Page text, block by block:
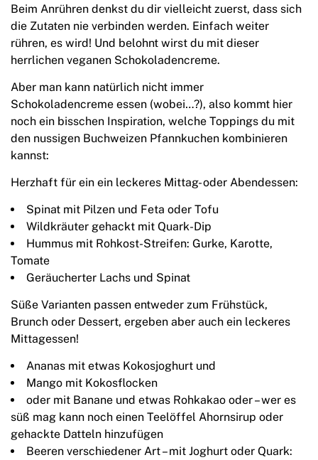
Beim Anrühren denkst du dir vielleicht zuerst, dass sich
die Zutaten nie verbinden werden. Einfach weiter
rühren, es wird! Und belohnt wirst du mit dieser
herrlichen veganen Schokoladencreme.
Aber man kann natürlich nicht immer
Schokoladencreme essen (wobei…?), also kommt hier
noch ein bisschen Inspiration, welche Toppings du mit
den nussigen Buchweizen Pfannkuchen kombinieren
kannst:
Herzhaft für ein ein leckeres Mittag- oder Abendessen:
Spinat mit Pilzen und Feta oder Tofu
Wildkräuter gehackt mit Quark-Dip
Hummus mit Rohkost-Streifen: Gurke, Karotte,
Tomate
Geräucherter Lachs und Spinat
Süße Varianten passen entweder zum Frühstück,
Brunch oder Dessert, ergeben aber auch ein leckeres
Mittagessen!
Ananas mit etwas Kokosjoghurt und
Mango mit Kokosflocken
oder mit Banane und etwas Rohkakao oder – wer es
süß mag kann noch einen Teelöffel Ahornsirup oder
gehackte Datteln hinzufügen
Beeren verschiedener Art – mit Joghurt oder Quark: